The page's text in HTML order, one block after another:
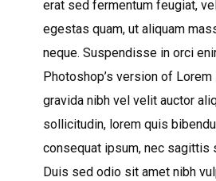
erat sed fermentum feugiat,
egestas quam, ut aliquam
neque. Suspendisse in orci
Photoshop’s version of
gravida nibh vel velit auctor
sollicitudin, lorem quis
consequat ipsum, nec sagittis
Duis sed odio sit amet nibh